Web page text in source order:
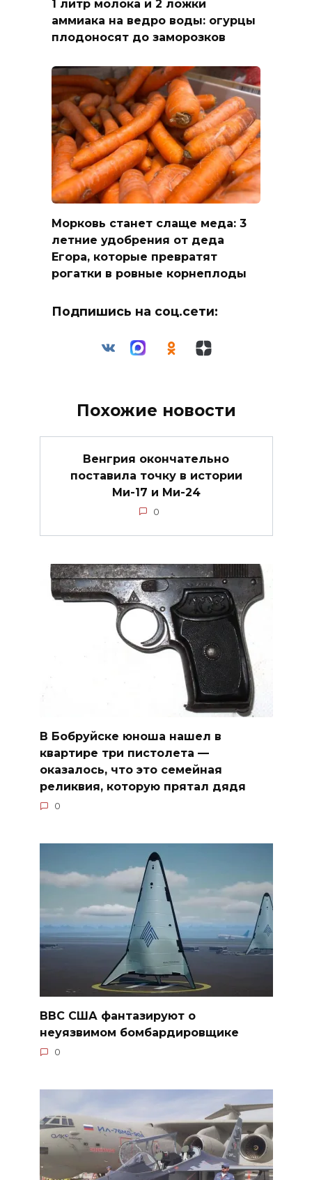
1 литр молока и 2 ложки
аммиака на ведро воды: огурцы
плодоносят до заморозков
Морковь станет слаще меда: 3
летние удобрения от деда
Егора, которые превратят
рогатки в ровные корнеплоды
Подпишись на соц.сети:
Похожие новости
Венгрия окончательно
поставила точку в истории
Ми-17 и Ми-24
0
В Бобруйске юноша нашел в
квартире три пистолета —
оказалось, что это семейная
реликвия, которую прятал дядя
0
ВВС США фантазируют о
неуязвимом бомбардировщике
0